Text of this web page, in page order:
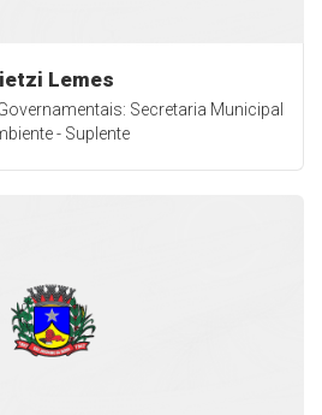
Lemes
Secretaria Municipal
- Suplente